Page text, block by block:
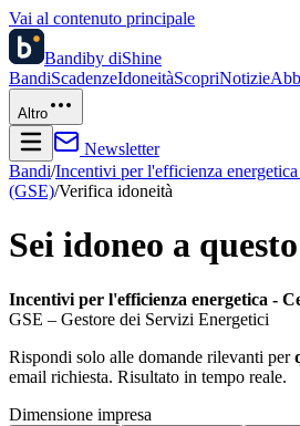
Vai al contenuto principale
Bandiby diShine
BandiScadenzeIdoneitàScopriNotizie
Altro
Newsletter
Bandi/Incentivi per l'efficienza
(GSE)/Verifica idoneità
Sei idoneo a
Incentivi per l'efficienza energetica -
GSE – Gestore dei Servizi Energetici
Rispondi solo alle domande rilevanti per
email richiesta. Risultato in tempo reale.
Dimensione impresa